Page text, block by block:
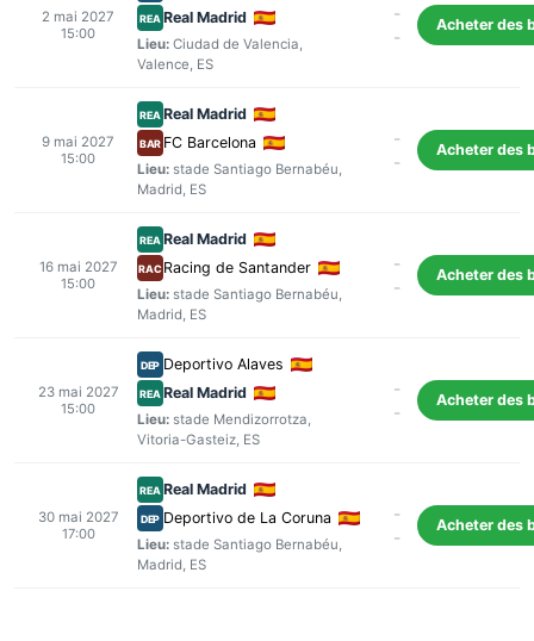
2 mai 2027
15:00
REA Real Madrid
Lieu: Ciudad de Valencia,
Valence, ES
-
-
Acheter des
9 mai 2027
15:00
REA Real Madrid
BAR FC Barcelona
Lieu: stade Santiago Bernabéu,
Madrid, ES
-
-
Acheter des
16 mai 2027
15:00
REA Real Madrid
RAC Racing de Santander
Lieu: stade Santiago Bernabéu,
Madrid, ES
-
-
Acheter des
23 mai 2027
15:00
DEP Deportivo Alaves
REA Real Madrid
Lieu: stade Mendizorrotza,
Vitoria-Gasteiz, ES
-
-
Acheter des
30 mai 2027
17:00
REA Real Madrid
DEP Deportivo de La Coruna
Lieu: stade Santiago Bernabéu,
Madrid, ES
-
-
Acheter des